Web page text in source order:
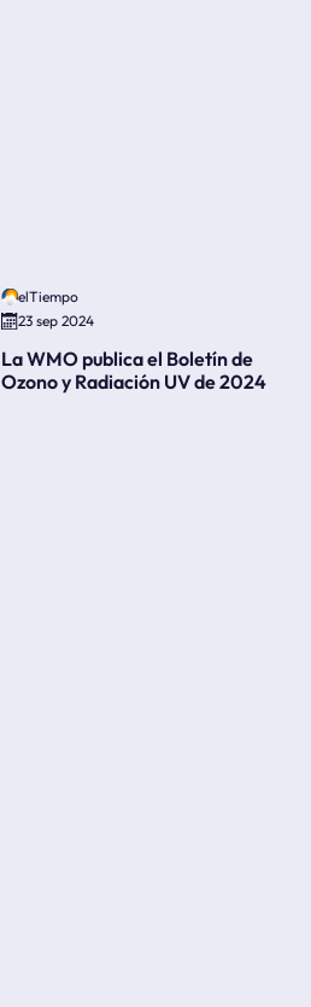
elTiempo
23 sep 2024
La WMO publica el Boletín de
Ozono y Radiación UV de 2024